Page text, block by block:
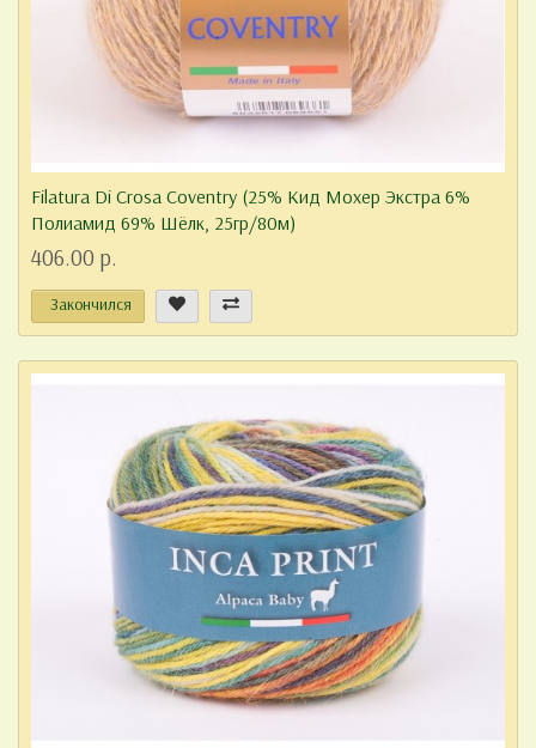
Filatura Di Crosa Coventry (25% Кид Мохер Экстра 6%
Полиамид 69% Шёлк, 25гр/80м)
406.00 р.
Закончился